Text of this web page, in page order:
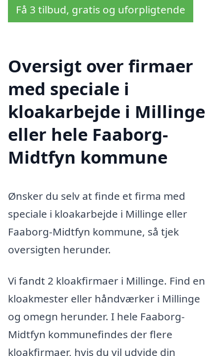
Få 3 tilbud, gratis og uforpligtende
Oversigt over firmaer
med speciale i
kloakarbejde i Millinge
eller hele Faaborg-
Midtfyn kommune
Ønsker du selv at finde et firma med
speciale i kloakarbejde i Millinge eller
Faaborg-Midtfyn kommune, så tjek
oversigten herunder.
Vi fandt 2 kloakfirmaer i Millinge. Find en
kloakmester eller håndværker i Millinge
og omegn herunder. I hele Faaborg-
Midtfyn kommunefindes der flere
kloakfirmaer, hvis du vil udvide din